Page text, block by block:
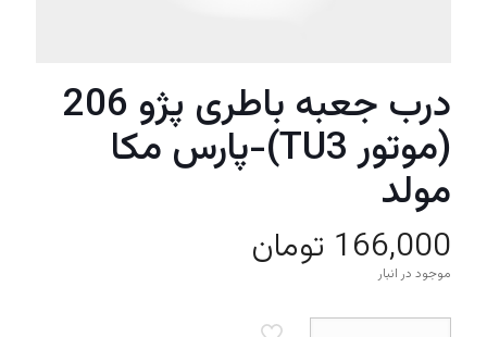
درب جعبه باطری پژو 206
(موتور TU3)-پارس مکا
مولد
166,000 تومان
موجود در انبار
درب